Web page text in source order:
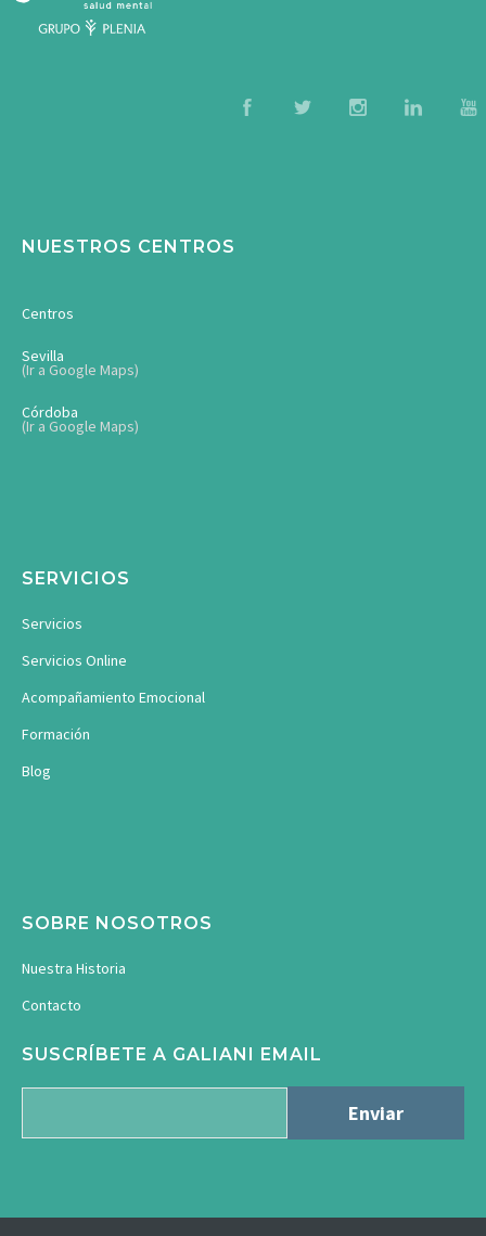
NUESTROS CENTROS
Centros
Sevilla
(Ir a Google Maps)
Córdoba
(Ir a Google Maps)
SERVICIOS
Servicios
Servicios Online
Acompañamiento Emocional
Formación
Blog
SOBRE NOSOTROS
Nuestra Historia
Contacto
SUSCRÍBETE A GALIANI EMAIL